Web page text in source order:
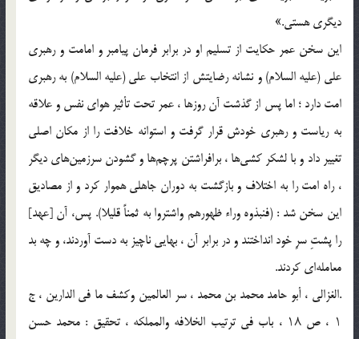
دیگری هستی.»
این سخن عمر حکایت از تسلیم او در برابر فرمان پیامبر و امامت و رهبری
علی (علیه السلام) و نشانه رضایتش از انتخاب علی (علیه السلام) به رهبری
امت دارد ؛ اما پس از گذشت آن روز‌ها ، عمر تحت تأثیر هوای نفس و علاقه
به ریاست و رهبری خودش قرار گرفت و استوانه خلافت را از مکان اصلی
تغییر داد و با لشکر کشی‌ها ، برافراشتن پرچم‌ها و گشودن سرزمین‌های دیگر
، راه امت را به اختلاف و بازگشت به دوران جاهلی هموار کرد و از مصادیق
این سخن شد : (فنبذوه وراء ظهورهم واشتروا به ثمناً قلیلا). پس، آن [عهد]
را پشتِ سرِ خود انداختند و در برابر آن ، بهایى ناچیز به دست آوردند، و چه بد
معامله‌اى کردند.
.الغزالی ، أبو حامد محمد بن محمد ، سر العالمین وکشف ما فی الدارین ، ج
۱ ، ص ۱۸ ، باب فی ترتیب الخلافه والمملکه ، تحقیق : محمد حسن